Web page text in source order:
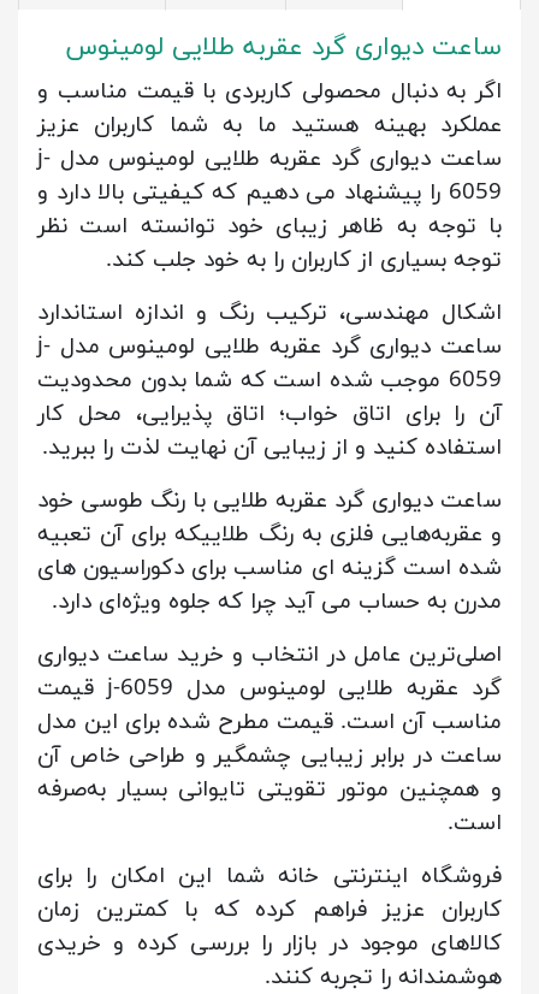
ساعت دیواری گرد عقربه طلایی لومینوس
اگر به دنبال محصولی کاربردی با قیمت مناسب و
عملکرد بهینه هستید ما به شما کاربران عزیز
ساعت دیواری گرد عقربه طلایی لومینوس مدل j-
6059 را پیشنهاد می دهیم که کیفیتی بالا دارد و
با توجه به ظاهر زیبای خود توانسته است نظر
توجه بسیاری از کاربران را به خود جلب کند.
اشکال مهندسی، ترکیب رنگ و اندازه استاندارد
ساعت دیواری گرد عقربه طلایی لومینوس مدل j-
6059 موجب شده است که شما بدون محدودیت
آن را برای اتاق خواب؛ اتاق پذیرایی، محل کار
استفاده کنید و از زیبایی آن نهایت لذت را ببرید.
ساعت دیواری گرد عقربه طلایی با رنگ طوسی خود
و عقربه‌هایی فلزی به رنگ طلاییکه برای آن تعبیه
شده است گزینه ای مناسب برای دکوراسیون های
مدرن به حساب می آید چرا که جلوه ویژه‌ای دارد.
اصلی‌ترین عامل در انتخاب و خرید ساعت دیواری
گرد عقربه طلایی لومینوس مدل j-6059 قیمت
مناسب آن است. قیمت مطرح شده برای این مدل
ساعت در برابر زیبایی چشمگیر و طراحی خاص آن
و همچنین موتور تقویتی تایوانی بسیار به‌صرفه
است.
فروشگاه اینترنتی خانه شما این امکان را برای
کاربران عزیز فراهم کرده که با کمترین زمان
کالاهای موجود در بازار را بررسی کرده و خریدی
هوشمندانه را تجربه کنند.